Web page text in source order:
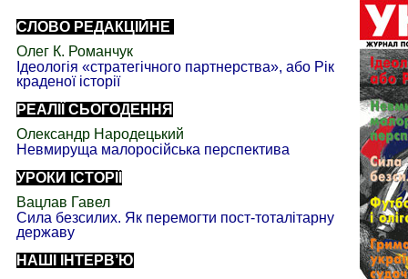
СЛОВО РЕДАКЦІЙНЕ
Олег К. Романчук
Ідеологія «стратегічного партнерства», або Рік
краденої історії
РЕАЛІЇ СЬОГОДЕННЯ
Олександр Народецький
Невмируща малоросійська перспектива
УРОКИ ІСТОРІЇ
Вацлав Гавел
Сила безсилих. Як перемогти пост-тоталітарну
державу
НАШІ ІНТЕРВ’Ю